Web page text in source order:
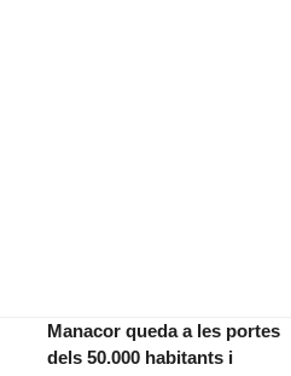
Manacor queda a les portes
dels 50.000 habitants i